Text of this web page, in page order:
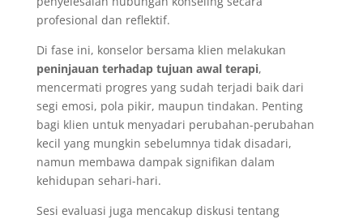
profesional dan reflektif.
Di fase ini, konselor bersama klien melakukan
peninjauan terhadap tujuan awal terapi,
mencermati progres yang sudah terjadi baik dari
segi emosi, pola pikir, maupun tindakan. Penting
bagi klien untuk menyadari perubahan-perubahan
kecil yang mungkin sebelumnya tidak disadari,
namun membawa dampak signifikan dalam
kehidupan sehari-hari.
Sesi evaluasi juga mencakup diskusi tentang